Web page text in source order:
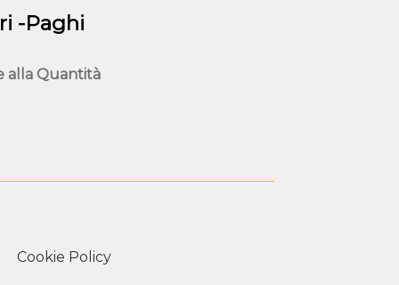
-Paghi
alla Quantità
Cookie Policy